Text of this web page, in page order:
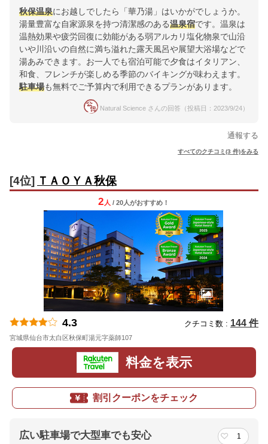
秋保温泉にお越しでしたら「華乃湯」はいかがでしょうか。
湯量豊富な自家源泉を持つ清潔感のある温泉宿です。温泉は
温熱効果や疲労回復に効能がある弱アルカリ塩化物泉で山沿
いや川沿いの自然に満ち溢れた露天風呂や展望大浴場などで
湯あみできます。お一人でも宿泊可能で夕食はイタリアン、
和食、フレンチが楽しめる季節のバイキングが味わえます。
駐車場も無料でご予算内で利用できるプランがあります。
Natural Science さんの回答（投稿日：2023/9/24）
通報する
すべてのクチコミ(3 件)をみる
[4位] ＴＡＯＹＡ秋保
2 人 / 20人がおすすめ！
4.3 クチコミ数 : 144 件
宮城県仙台市太白区秋保町湯元字薬師107
料金を表示
割引クーポンをチェック
広い駐車場で大型車でも安心 1